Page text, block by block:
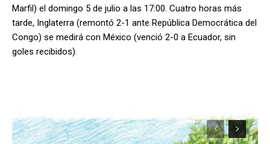
Marfil) el domingo 5 de julio a las 17:00. Cuatro horas más
tarde, Inglaterra (remontó 2-1 ante República Democrática del
Congo) se medirá con México (venció 2-0 a Ecuador, sin
goles recibidos).